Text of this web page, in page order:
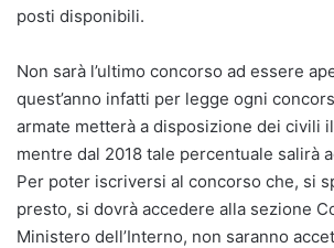
posti disponibili.
Non sarà l’ultimo concorso ad essere
quest’anno infatti per legge ogni
armate metterà a disposizione dei civili
mentre dal 2018 tale percentuale salirà
Per poter iscriversi al concorso che, si
presto, si dovrà accedere alla sezione
Ministero dell’Interno, non saranno